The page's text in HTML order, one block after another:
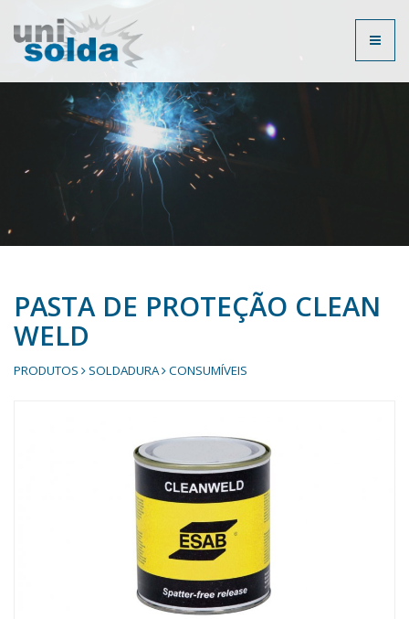
Toggle
PASTA DE PROTEÇÃO CLEAN
WELD
PRODUTOS SOLDADURA CONSUMÍVEIS